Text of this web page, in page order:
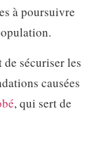
à poursuivre
sécuriser les
causées
, qui sert de